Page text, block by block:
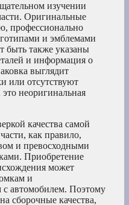
изучении
Оригинальные
профессионально
и эмблемами
быть также указаны
и информация о
выглядит
или отсутствуют
неоригинальная
качества самой
как правило,
и превосходными
Приобретение
может
и
автомобилем. Поэтому
сборочные качества,